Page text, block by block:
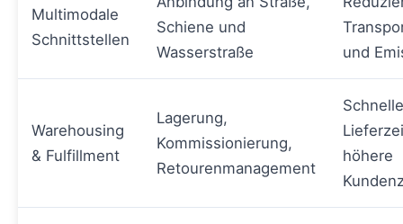
Multimodale
Schnittstellen
Schiene und
Wasserstraße
und
Warehousing
& Fulfillment
Lagerung,
Kommissionierung,
Retourenmanagement
höhere